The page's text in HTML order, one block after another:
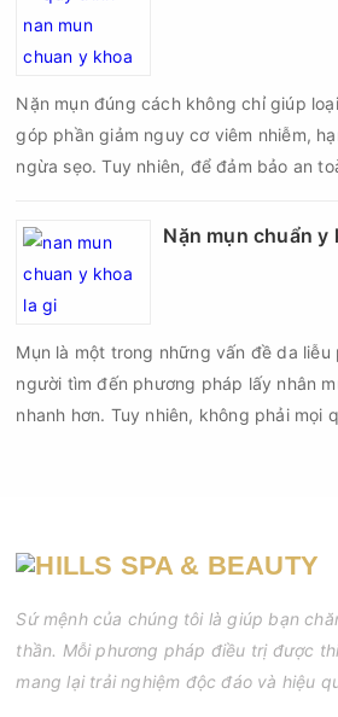
Nặn mụn đúng cách không chỉ giúp
góp phần giảm nguy cơ viêm nhiễm,
ngừa sẹo. Tuy nhiên, để đảm bảo an
đủ các bước vô khuẩn và chăm sóc
Nặn mụn chuẩn y
Mụn là một trong những vấn đề da liễu
người tìm đến phương pháp lấy nhân
nhanh hơn. Tuy nhiên, không phải mọi
đạt tiêu chuẩn cần đáp ứng những yêu
Sứ mệnh của chúng tôi là giúp bạn
thần. Mỗi phương pháp điều trị được
mang lại trải nghiệm độc đáo và hiệu